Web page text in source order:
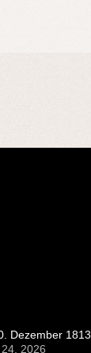
Dezember 1813
2026